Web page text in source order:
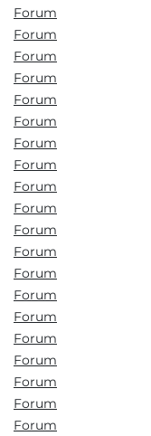
Forum
Forum
Forum
Forum
Forum
Forum
Forum
Forum
Forum
Forum
Forum
Forum
Forum
Forum
Forum
Forum
Forum
Forum
Forum
Forum